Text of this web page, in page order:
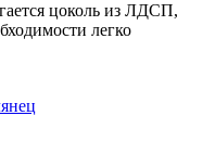
цоколь из ЛДСП,
легко